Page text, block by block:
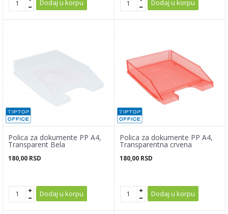
Dodaj u korpu Dodaj u korpu
Polica za dokumente PP A4,
Transparent Bela
180,00 RSD
Dodaj u korpu
Polica za dokumente PP A4,
Transparentna crvena
180,00 RSD
Dodaj u korpu